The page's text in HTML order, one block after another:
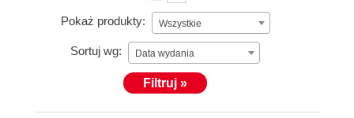
Pokaż produkty: Wszystkie
Sortuj wg: Data wydania
Filtruj »